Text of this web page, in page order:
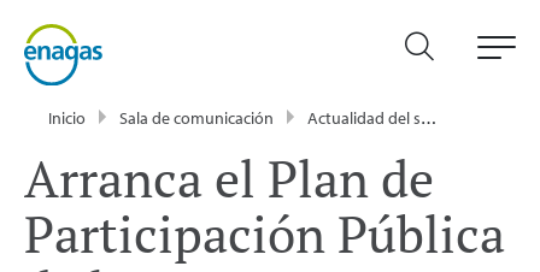
Inicio Sala de comunicación Actualidad del sector energético - Enagás
Arranca el Plan de
Participación Pública